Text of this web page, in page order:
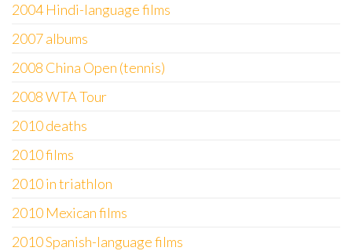
2004 Hindi-language films
2007 albums
2008 China Open (tennis)
2008 WTA Tour
2010 deaths
2010 films
2010 in triathlon
2010 Mexican films
2010 Spanish-language films